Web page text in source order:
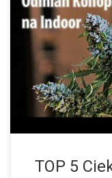
Poniżej mamy dla
TOP 5